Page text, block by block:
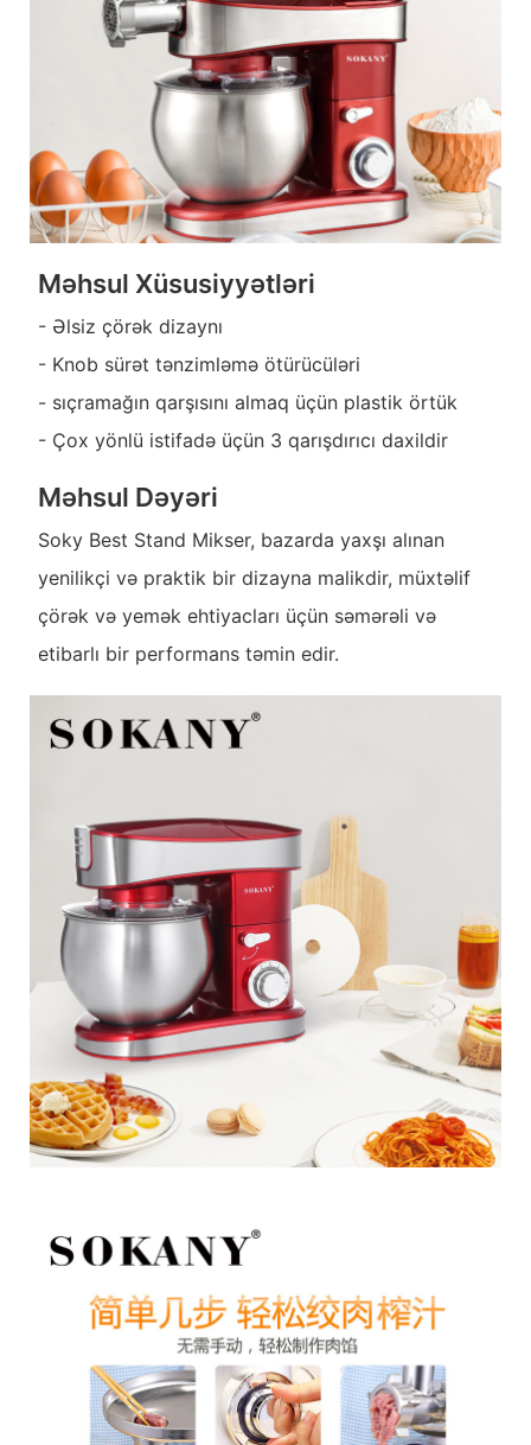
Məhsul Xüsusiyyətləri
- Əlsiz çörək dizaynı
- Knob sürət tənzimləmə ötürücüləri
- sıçramağın qarşısını almaq üçün plastik örtük
- Çox yönlü istifadə üçün 3 qarışdırıcı daxildir
Məhsul Dəyəri
Soky Best Stand Mikser, bazarda yaxşı alınan
yenilikçi və praktik bir dizayna malikdir, müxtəlif
çörək və yemək ehtiyacları üçün səmərəli və
etibarlı bir performans təmin edir.